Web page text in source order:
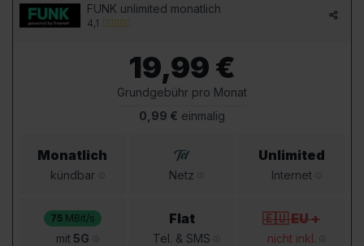
FUNK unlimited monatlich
4,1
19,99 €
Grundgebühr pro Monat
0,99 € einmalig
Monatlich
kündbar Netz
Unlimited
Internet
75MBit/s
mit5G
Flat
Tel. & SMS
🇪🇺 EU +
nicht inkl.